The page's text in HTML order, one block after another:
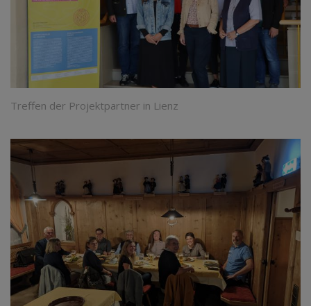
Treffen der Projektpartner in Lienz